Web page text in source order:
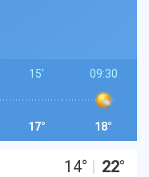
15'
17°
09:30
18°
14° | 22°